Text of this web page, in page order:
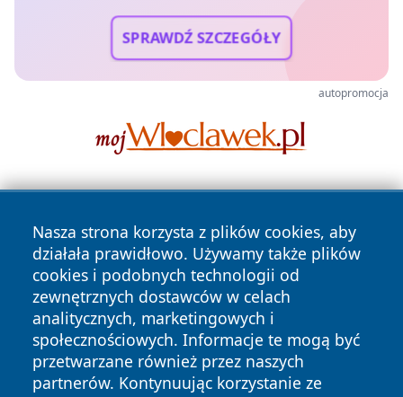
SPRAWDŹ SZCZEGÓŁY
autopromocja
Nasza strona korzysta z plików cookies, aby
działała prawidłowo. Używamy także plików
cookies i podobnych technologii od
zewnętrznych dostawców w celach
analitycznych, marketingowych i
społecznościowych. Informacje te mogą być
przetwarzane również przez naszych
partnerów. Kontynuując korzystanie ze
Copyright © 2026 wrotatarnowa.pl Wszystkie prawa
zastrzeżone.
Polityka
Polityka